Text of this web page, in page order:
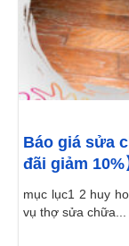
Báo giá sửa
đãi giảm 10%
mục lục1 2 huy
vụ thợ sửa chữa...